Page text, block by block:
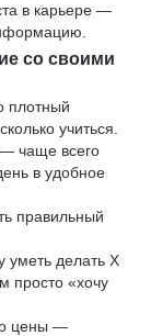
в карьере —
со своими
плотный
учиться.
чаще всего
в удобное
правильный
уметь делать X
просто «хочу
цены —